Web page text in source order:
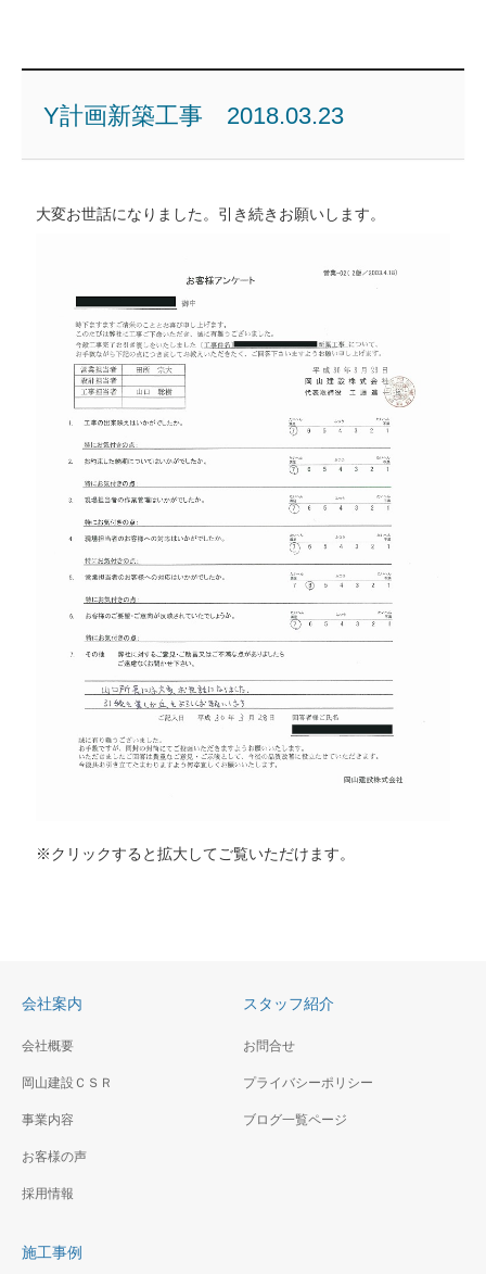
Y計画新築工事 2018.03.23
大変お世話になりました。引き続きお願いします。
※クリックすると拡大してご覧いただけます。
会社案内
会社概要
岡山建設ＣＳＲ
事業内容
お客様の声
採用情報
スタッフ紹介
お問合せ
プライバシーポリシー
ブログ一覧ページ
施工事例